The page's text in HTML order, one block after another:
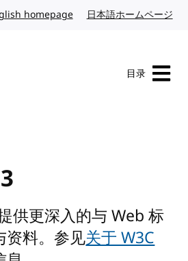
homepage英文日本語ホームページ
目录
供更深入的与 Web 标
资料。参见关于 W3C